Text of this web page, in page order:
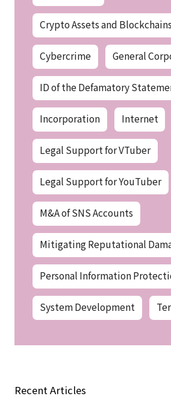
Crypto Assets and Blockchains
Cybercrime General
ID of the Defamatory
Incorporation Internet
Legal Support for VTuber
Legal Support for YouTuber
M&A of SNS Accounts
Mitigating Reputational
Personal Information
System Development
Recent Articles